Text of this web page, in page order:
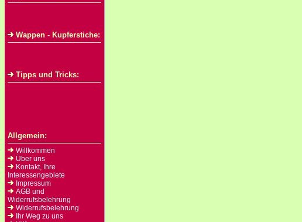
Wappen - Kupferstiche:
Tipps und Tricks:
Allgemein:
Willkommen
Über uns
Kontakt, Ihre
Interessengebiete
Impressum
AGB und
Widerrufsbelehrung
Widerrufsbelehrung
Ihr Weg zu uns